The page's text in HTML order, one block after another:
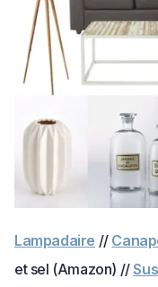
Lampadaire //
et sel (Amazon) //